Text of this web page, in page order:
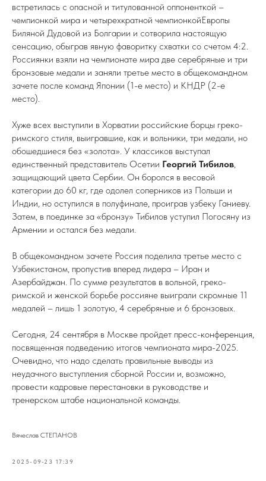
встретилась c опасной и титулованной оппоненткой –
чемпионкой мира и четырехкратной чемпионкойЕвропы
Биляной Дудовой из Болгарии и сотворила настоящую
сенсацию, обыграв явную фаворитку схватки со счетом 4:2.
Россиянки взяли на чемпионате мира две серебряные и три
бронзовые медали и заняли третье место в общекомандном
зачете после команд Японии (1-е место) и КНДР (2-е
место).
Хуже всех выступили в Хорватии российские борцы греко-
римского стиля, выигравшие, как и вольники, три медали, но
обошедшиеся без «золота». У классиков выступал
единственный представитель Осетии Георгий Тибилов,
защищающий цвета Сербии. Он боролся в весовой
категории до 60 кг, где одолел соперников из Польши и
Индии, но оступился в полуфинале, проиграв узбеку Ганиеву.
Затем, в поединке за «бронзу» Тибилов уступил Погосяну из
Армении и остался без медали.
В общекомандном зачете Россия поделила третье место с
Узбекистаном, пропустив вперед лидера – Иран и
Азербайджан. По сумме результатов в вольной, греко-
римской и женской борьбе россияне выиграли скромные 11
медалей – лишь 1 золотую, 4 серебряные и 6 бронзовых.
Сегодня, 24 сентября в Москве пройдет пресс-конференция,
посвященная подведению итогов чемпионата мира-2025.
Очевидно, что надо сделать правильные выводы из
неудачного выступления сборной России и, возможно,
провести кадровые перестановки в руководстве и
тренерском штабе национальной команды.
Вячеслав СТЕПАНОВ
2025-09-23 17:39